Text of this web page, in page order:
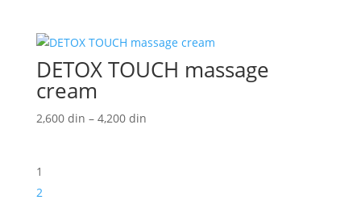
1,900 din
do
DETOX TOUCH massage
cream
2,600 din – 4,200 dinRaspon
1
2